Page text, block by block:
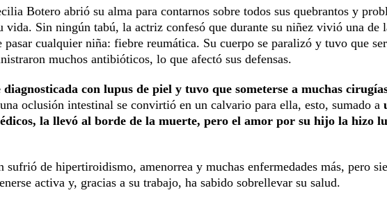
Botero abrió su alma para contarnos sobre todos sus quebrantos y
vida. Sin ningún tabú, la actriz confesó que durante su niñez vivió una de
pasar cualquier niña: fiebre reumática. Su cuerpo se paralizó y tuvo que
muchos antibióticos, lo que afectó sus defensas.
con lupus de piel y tuvo que someterse a muchas
oclusión intestinal se convirtió en un calvario para ella, esto, sumado a
la llevó al borde de la muerte, pero el amor por su hijo la hizo
de hipertiroidismo, amenorrea y muchas enfermedades más, pero
activa y, gracias a su trabajo, ha sabido sobrellevar su salud.